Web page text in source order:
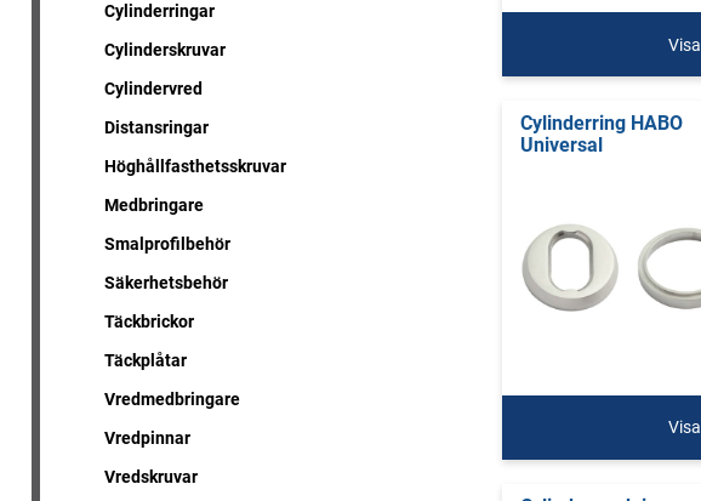
Cylinderringar
Cylinderskruvar
Cylindervred
Distansringar
Höghållfasthetsskruvar
Medbringare
Smalprofilbehör
Säkerhetsbehör
Täckbrickor
Täckplåtar
Vredmedbringare
Vredpinnar
Vredskruvar
Visa
Cylinderring HABO
Universal
Visa